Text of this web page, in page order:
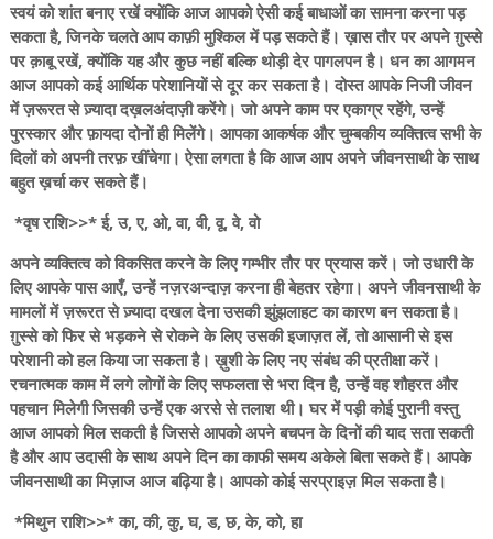
स्वयं को शांत बनाए रखें क्योंकि आज आपको ऐसी कई बाधाओं का सामना करना पड़
सकता है, जिनके चलते आप काफ़ी मुश्किल में पड़ सकते हैं। ख़ास तौर पर अपने ग़ुस्से
पर क़ाबू रखें, क्योंकि यह और कुछ नहीं बल्कि थोड़ी देर पागलपन है। धन का आगमन
आज आपको कई आर्थिक परेशानियों से दूर कर सकता है। दोस्त आपके निजी जीवन
में ज़रूरत से ज़्यादा दख़लअंदाज़ी करेंगे। जो अपने काम पर एकाग्र रहेंगे, उन्हें
पुरस्कार और फ़ायदा दोनों ही मिलेंगे। आपका आकर्षक और चुम्बकीय व्यक्तित्व सभी के
दिलों को अपनी तरफ़ खींचेगा। ऐसा लगता है कि आज आप अपने जीवनसाथी के साथ
बहुत ख़र्चा कर सकते हैं।
*वृष राशि>>* ई, उ, ए, ओ, वा, वी, वू, वे, वो
अपने व्यक्तित्व को विकसित करने के लिए गम्भीर तौर पर प्रयास करें। जो उधारी के
लिए आपके पास आएँ, उन्हें नज़रअन्दाज़ करना ही बेहतर रहेगा। अपने जीवनसाथी के
मामलों में ज़रूरत से ज़्यादा दखल देना उसकी झुंझलाहट का कारण बन सकता है।
ग़ुस्से को फिर से भड़कने से रोकने के लिए उसकी इजाज़त लें, तो आसानी से इस
परेशानी को हल किया जा सकता है। ख़ुशी के लिए नए संबंध की प्रतीक्षा करें।
रचनात्मक काम में लगे लोगों के लिए सफलता से भरा दिन है, उन्हें वह शौहरत और
पहचान मिलेगी जिसकी उन्हें एक अरसे से तलाश थी। घर में पड़ी कोई पुरानी वस्तु
आज आपको मिल सकती है जिससे आपको अपने बचपन के दिनों की याद सता सकती
है और आप उदासी के साथ अपने दिन का काफी समय अकेले बिता सकते हैं। आपके
जीवनसाथी का मिज़ाज आज बढ़िया है। आपको कोई सरप्राइज़ मिल सकता है।
*मिथुन राशि>>* का, की, कु, घ, ड, छ, के, को, हा